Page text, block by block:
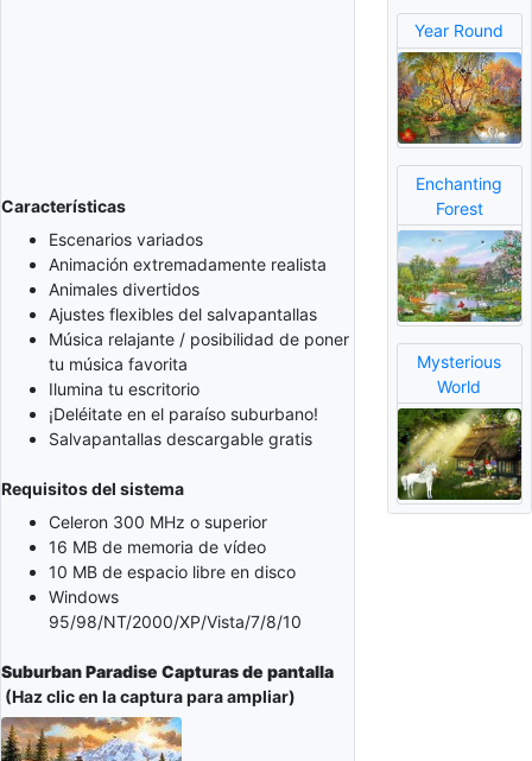
Características
Escenarios variados
Animación extremadamente realista
Animales divertidos
Ajustes flexibles del salvapantallas
Música relajante / posibilidad de poner
tu música favorita
Ilumina tu escritorio
¡Deléitate en el paraíso suburbano!
Salvapantallas descargable gratis
Requisitos del sistema
Celeron 300 MHz o superior
16 MB de memoria de vídeo
10 MB de espacio libre en disco
Windows
95/98/NT/2000/XP/Vista/7/8/10
Suburban Paradise Capturas de pantalla
(Haz clic en la captura para ampliar)
Year Round
Enchanting
Forest
Mysterious
World